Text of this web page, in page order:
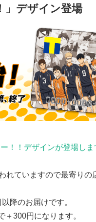
」デザイン登場
！！デザインが登場しま
れていますので最寄りの
降のお届けです。
300円になります。